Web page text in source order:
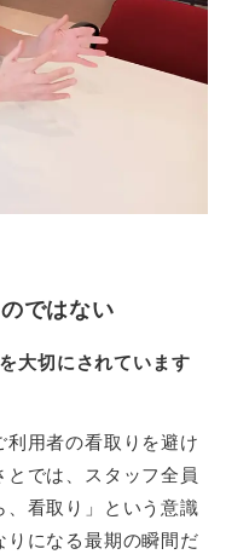
ではない
大切にされています
用者の看取りを避け
では、スタッフ全員
看取り」という意識
りになる最期の瞬間だ